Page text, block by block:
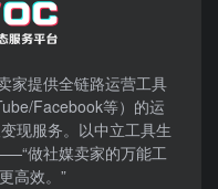
家提供全链路运营工具
Facebook等）​的运
现服务。以中立工具生
做社媒卖家的万能工
高效。”